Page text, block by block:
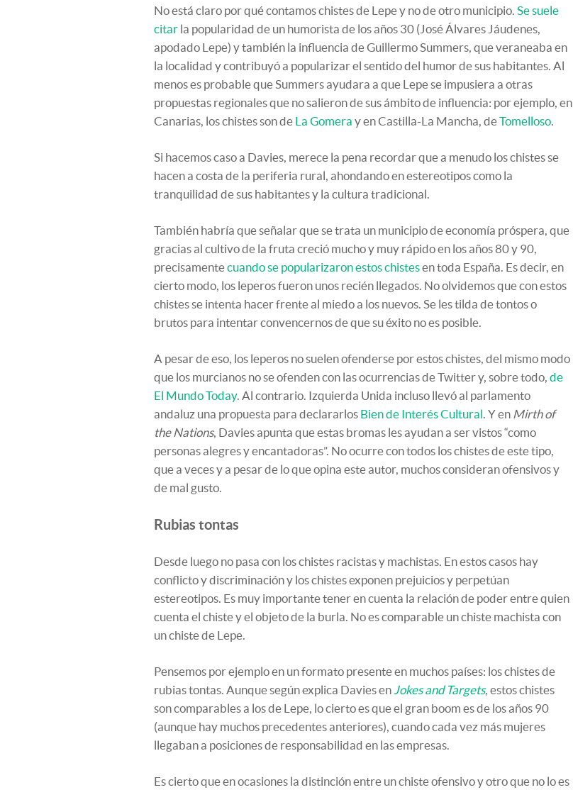
No está claro por qué contamos chistes de Lepe y no de otro municipio. Se suele
citar la popularidad de un humorista de los años 30 (José Álvares Jáudenes,
apodado Lepe) y también la influencia de Guillermo Summers, que veraneaba en
la localidad y contribuyó a popularizar el sentido del humor de sus habitantes. Al
menos es probable que Summers ayudara a que Lepe se impusiera a otras
propuestas regionales que no salieron de sus ámbito de influencia: por ejemplo, en
Canarias, los chistes son de La Gomera y en Castilla-La Mancha, deTomelloso.
Si hacemos caso a Davies, merece la pena recordar que a menudo los chistes se
hacen a costa de la periferia rural, ahondando en estereotipos como la
tranquilidad de sus habitantes y la cultura tradicional.
También habría que señalar que se trata un municipio de economía próspera, que
gracias al cultivo de la fruta creció mucho y muy rápido en los años 80 y 90,
precisamentecuando se popularizaron estos chistesen toda España. Es decir, en
cierto modo, los leperos fueron unos recién llegados. No olvidemos que con estos
chistes se intenta hacer frente al miedo a los nuevos. Se les tilda de tontos o
brutos para intentar convencernos de que su éxito no es posible.
A pesar de eso, los leperos no suelen ofenderse por estos chistes, del mismo modo
que los murcianos no se ofenden con las ocurrencias de Twitter y, sobre todo, de
El Mundo Today. Al contrario. Izquierda Unida incluso llevó al parlamento
andaluz una propuesta para declararlos Bien de Interés Cultural. Y en Mirth of
the Nations, Davies apunta que estas bromas les ayudan a ser vistos “como
personas alegres y encantadoras”. No ocurre con todos los chistes de este tipo,
que a veces y a pesar de lo que opina este autor, muchos consideran ofensivos y
de mal gusto.
Rubias tontas
Desde luego no pasa con los chistes racistas y machistas. En estos casos hay
conflicto y discriminación y los chistes exponen prejuicios y perpetúan
estereotipos. Es muy importante tener en cuenta la relación de poder entre quien
cuenta el chiste y el objeto de la burla. No es comparable un chiste machista con
un chiste de Lepe.
Pensemos por ejemplo en un formato presente en muchos países: los chistes de
rubias tontas. Aunque según explica Davies en Jokes and Targets, estos chistes
son comparables a los de Lepe, lo cierto es que el gran boom es de los años 90
(aunque hay muchos precedentes anteriores), cuando cada vez más mujeres
llegaban a posiciones de responsabilidad en las empresas.
Es cierto que en ocasiones la distinción entre un chiste ofensivo y otro que no lo es